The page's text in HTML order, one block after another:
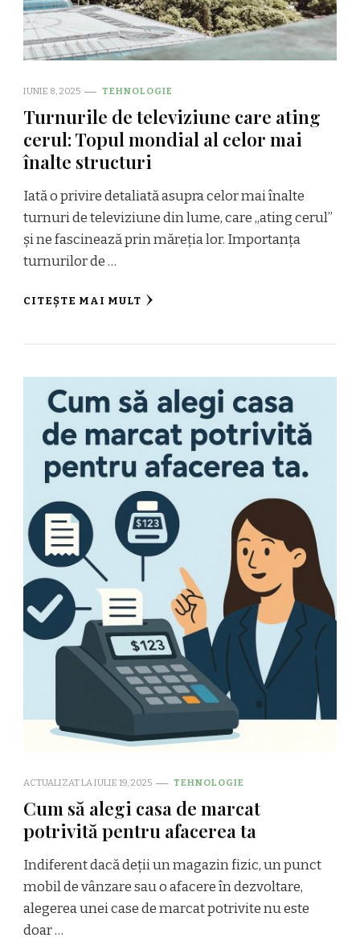
IUNIE 8, 2025 TEHNOLOGIE
Turnurile de televiziune care ating
cerul: Topul mondial al celor mai
înalte structuri
Iată o privire detaliată asupra celor mai înalte
turnuri de televiziune din lume, care „ating cerul”
și ne fascinează prin măreția lor. Importanța
turnurilor de …
CITEȘTE MAI MULT
ACTUALIZAT LAIULIE 19, 2025 TEHNOLOGIE
Cum să alegi casa de marcat
potrivită pentru afacerea ta
Indiferent dacă deții un magazin fizic, un punct
mobil de vânzare sau o afacere în dezvoltare,
alegerea unei case de marcat potrivite nu este
doar …